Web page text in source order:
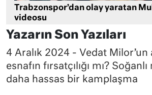
Trabzonspor’dan olay yaratan
videosu
Yazarın Son Yazıları
4 Aralık 2024 - Vedat Milor’un
esnafın fırsatçılığı mı?
daha hassas bir kamplaşma